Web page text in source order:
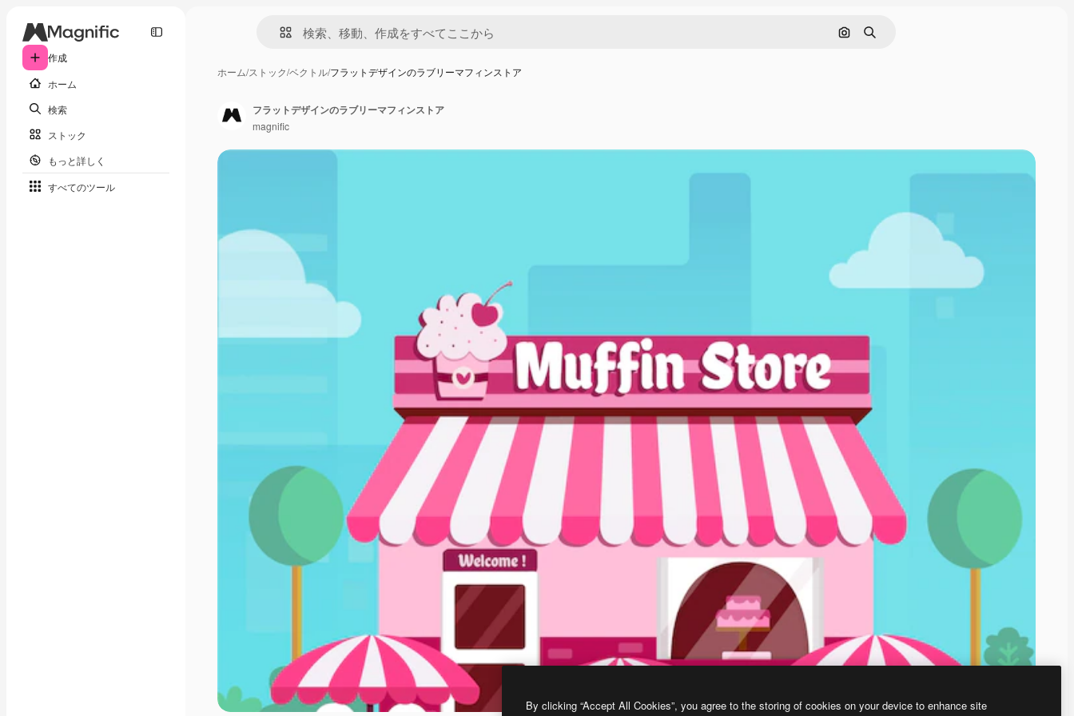
作成
ホーム
検索
ストック
もっと詳しく
すべてのツール
画像で検索
検索
ホーム/ストック/ベクトル/フラットデザインのラブリーマフィンストア
フラットデザインのラブリーマフィンストア
magnific
By clicking “Accept All Cookies”, you agree to the storing of cookies on your device to enhance site